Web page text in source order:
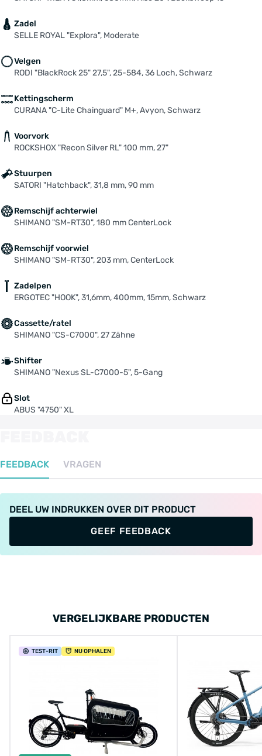
Zadel
SELLE ROYAL "Explora", Moderate
Velgen
RODI "BlackRock 25" 27,5", 25-584, 36 Loch, Schwarz
Kettingscherm
CURANA "C-Lite Chainguard" M+, Avyon, Schwarz
Voorvork
ROCKSHOX "Recon Silver RL" 100 mm, 27"
Stuurpen
SATORI "Hatchback", 31,8 mm, 90 mm
Remschijf achterwiel
SHIMANO "SM-RT30", 180 mm CenterLock
Remschijf voorwiel
SHIMANO "SM-RT30", 203 mm, CenterLock
Zadelpen
ERGOTEC "HOOK", 31,6mm, 400mm, 15mm, Schwarz
Cassette/ratel
SHIMANO "CS-C7000", 27 Zähne
Shifter
SHIMANO "Nexus SL-C7000-5", 5-Gang
Slot
ABUS "4750" XL
FEEDBACK VRAGEN
DEEL UW INDRUKKEN OVER DIT PRODUCT
GEEF FEEDBACK
VERGELIJKBARE PRODUCTEN
TEST-RIT NU OPHALEN